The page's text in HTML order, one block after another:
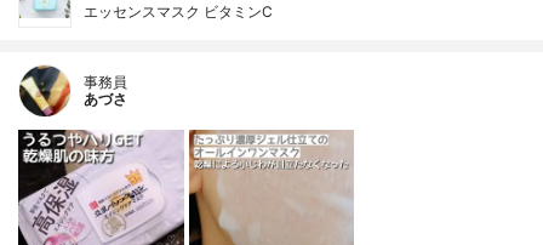
エッセンスマスク ビタミンC
事務員
あづさ